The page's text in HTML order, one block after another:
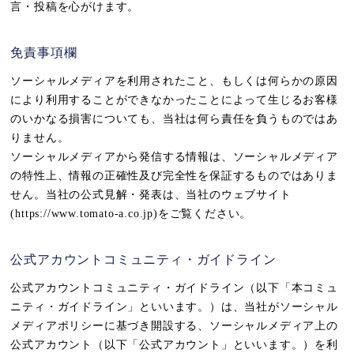
言・投稿を心がけます。
免責事項欄
ソーシャルメディアを利用されたこと、もしくは何らかの原因
により利用することができなかったことによって生じるお客様
のいかなる損害についても、当社は何ら責任を負うものではあ
りません。
ソーシャルメディアから発信する情報は、ソーシャルメディア
の特性上、情報の正確性及び完全性を保証するものではありま
せん。当社の公式見解・発表は、当社のウェブサイト
(https://www.tomato-a.co.jp)をご覧ください。
公式アカウントコミュニティ・ガイドライン
公式アカウントコミュニティ・ガイドライン（以下「本コミュ
ニティ・ガイドライン」といいます。）は、当社がソーシャル
メディアポリシーに基づき開設する、ソーシャルメディア上の
公式アカウント（以下「公式アカウント」といいます。）を利